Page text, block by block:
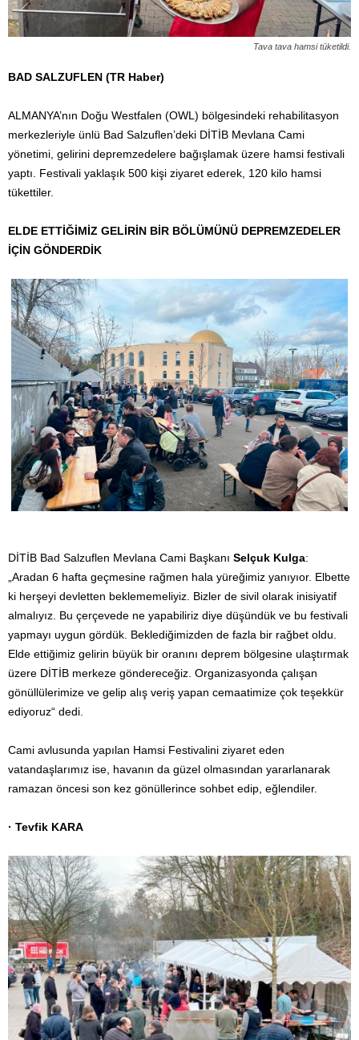
Tava tava hamsi tüketildi.
BAD SALZUFLEN (TR Haber)
ALMANYA’nın Doğu Westfalen (OWL) bölgesindeki rehabilitasyon
merkezleriyle ünlü Bad Salzuflen’deki DİTİB Mevlana Cami
yönetimi, gelirini depremzedelere bağışlamak üzere hamsi festivali
yaptı. Festivali yaklaşık 500 kişi ziyaret ederek, 120 kilo hamsi
tükettiler.
ELDE ETTİĞİMİZ GELİRİN BİR BÖLÜMÜNÜ DEPREMZEDELER
İÇİN GÖNDERDİK
DİTİB Bad Salzuflen Mevlana Cami Başkanı Selçuk Kulga:
„Aradan 6 hafta geçmesine rağmen hala yüreğimiz yanıyıor. Elbette
ki herşeyi devletten beklememeliyiz. Bizler de sivil olarak inisiyatif
almalıyız. Bu çerçevede ne yapabiliriz diye düşündük ve bu festivali
yapmayı uygun gördük. Beklediğimizden de fazla bir rağbet oldu.
Elde ettiğimiz gelirin büyük bir oranını deprem bölgesine ulaştırmak
üzere DİTİB merkeze göndereceğiz. Organizasyonda çalışan
gönüllülerimize ve gelip alış veriş yapan cemaatimize çok teşekkür
ediyoruz“ dedi.
Cami avlusunda yapılan Hamsi Festivalini ziyaret eden
vatandaşlarımız ise, havanın da güzel olmasından yararlanarak
ramazan öncesi son kez gönüllerince sohbet edip, eğlendiler.
· Tevfik KARA